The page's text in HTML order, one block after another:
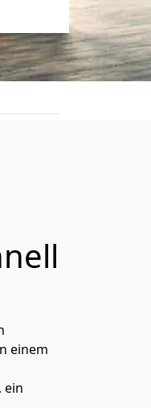
einem
ein